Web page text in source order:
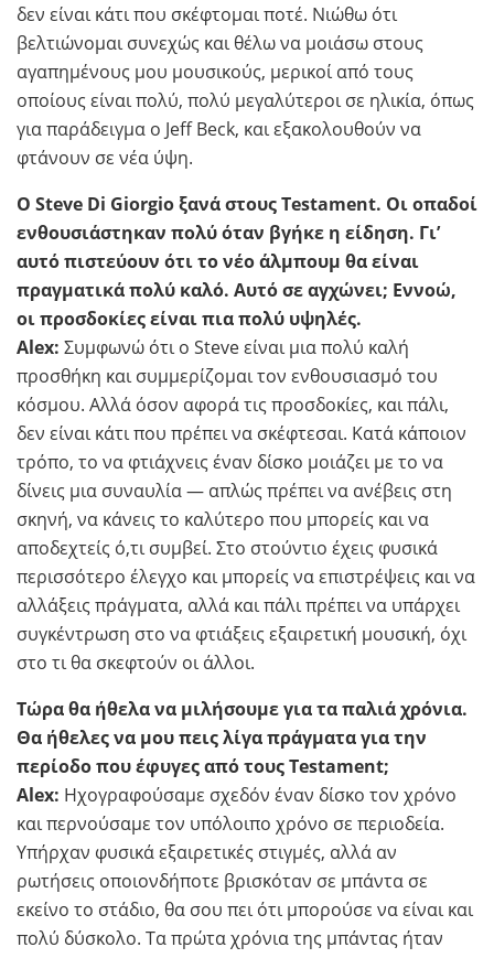
δεν είναι κάτι που σκέφτομαι ποτέ. Νιώθω ότι
βελτιώνομαι συνεχώς και θέλω να μοιάσω στους
αγαπημένους μου μουσικούς, μερικοί από τους
οποίους είναι πολύ, πολύ μεγαλύτεροι σε ηλικία, όπως
για παράδειγμα ο Jeff Beck, και εξακολουθούν να
φτάνουν σε νέα ύψη.
Ο Steve Di Giorgio ξανά στους Testament. Οι οπαδοί
ενθουσιάστηκαν πολύ όταν βγήκε η είδηση. Γι’
αυτό πιστεύουν ότι το νέο άλμπουμ θα είναι
πραγματικά πολύ καλό. Αυτό σε αγχώνει; Εννοώ,
οι προσδοκίες είναι πια πολύ υψηλές.
Alex: Συμφωνώ ότι ο Steve είναι μια πολύ καλή
προσθήκη και συμμερίζομαι τον ενθουσιασμό του
κόσμου. Αλλά όσον αφορά τις προσδοκίες, και πάλι,
δεν είναι κάτι που πρέπει να σκέφτεσαι. Κατά κάποιον
τρόπο, το να φτιάχνεις έναν δίσκο μοιάζει με το να
δίνεις μια συναυλία — απλώς πρέπει να ανέβεις στη
σκηνή, να κάνεις το καλύτερο που μπορείς και να
αποδεχτείς ό,τι συμβεί. Στο στούντιο έχεις φυσικά
περισσότερο έλεγχο και μπορείς να επιστρέψεις και να
αλλάξεις πράγματα, αλλά και πάλι πρέπει να υπάρχει
συγκέντρωση στο να φτιάξεις εξαιρετική μουσική, όχι
στο τι θα σκεφτούν οι άλλοι.
Τώρα θα ήθελα να μιλήσουμε για τα παλιά χρόνια.
Θα ήθελες να μου πεις λίγα πράγματα για την
περίοδο που έφυγες από τους Testament;
Alex: Ηχογραφούσαμε σχεδόν έναν δίσκο τον χρόνο
και περνούσαμε τον υπόλοιπο χρόνο σε περιοδεία.
Υπήρχαν φυσικά εξαιρετικές στιγμές, αλλά αν
ρωτήσεις οποιονδήποτε βρισκόταν σε μπάντα σε
εκείνο το στάδιο, θα σου πει ότι μπορούσε να είναι και
πολύ δύσκολο. Τα πρώτα χρόνια της μπάντας ήταν